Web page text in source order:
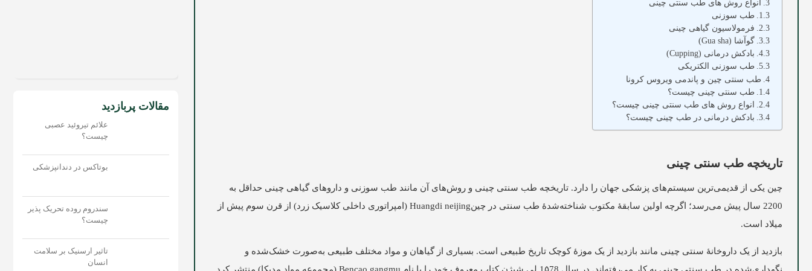
انواع روش‌ های طب سنتی چینی
طب سوزنی
فرمولاسیون گیاهی چینی
گوآشا (Gua sha)
بادکش درمانی (Cupping)
طب سوزنی الکتریکی
طب سنتی چین و پاندمی ویروس کرونا
طب سنتی چینی چیست؟
انواع روش ‌های طب سنتی چینی چیست؟
بادکش درمانی در طب چینی چیست؟
تاریخچه طب سنتی چینی
چین یکی از قدیمی‌ترین سیستم‌های پزشکی جهان را دارد. تاریخچه طب سنتی چینی و روش‌های آن مانند طب سوزنی و داروهای گیاهی چینی حداقل به
2200 سال پیش می‌رسد؛ اگرچه اولین سابقۀ مکتوب شناخته‌شدۀ طب سنتی در چینHuangdi neijing (امپراتوری داخلی کلاسیک زرد) از قرن سوم پیش از
میلاد است.
بازدید از یک داروخانۀ سنتی چینی مانند بازدید از یک موزۀ کوچک تاریخ طبیعی است. بسیاری از گیاهان و مواد مختلف طبیعی به‌صورت خشک‌شده و
مقالات پربازدید
علائم تیروئید عصبی
چیست؟
بوتاکس در دندانپزشکی
سندروم روده تحریک پذیر
چیست؟
تاثیر ارسنیک بر سلامت
انسان